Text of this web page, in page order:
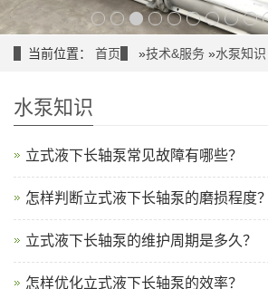
当前位置： 首页 »技术&服务 »水泵知识
水泵知识
立式液下长轴泵常见故障有哪些？
怎样判断立式液下长轴泵的磨损程度？
立式液下长轴泵的维护周期是多久？
怎样优化立式液下长轴泵的效率？